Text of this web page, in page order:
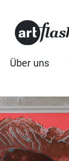
Über uns